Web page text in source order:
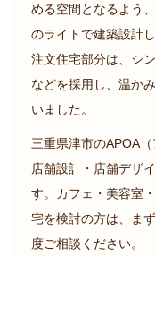
める空間となるよう
のライトで建築設計し
注文住宅部分は、シ
などを採用し、温か
いました。
三重県津市のAPOA
店舗設計・店舗デザ
す。カフェ・美容室
宅を検討の方は、ま
度ご相談ください。